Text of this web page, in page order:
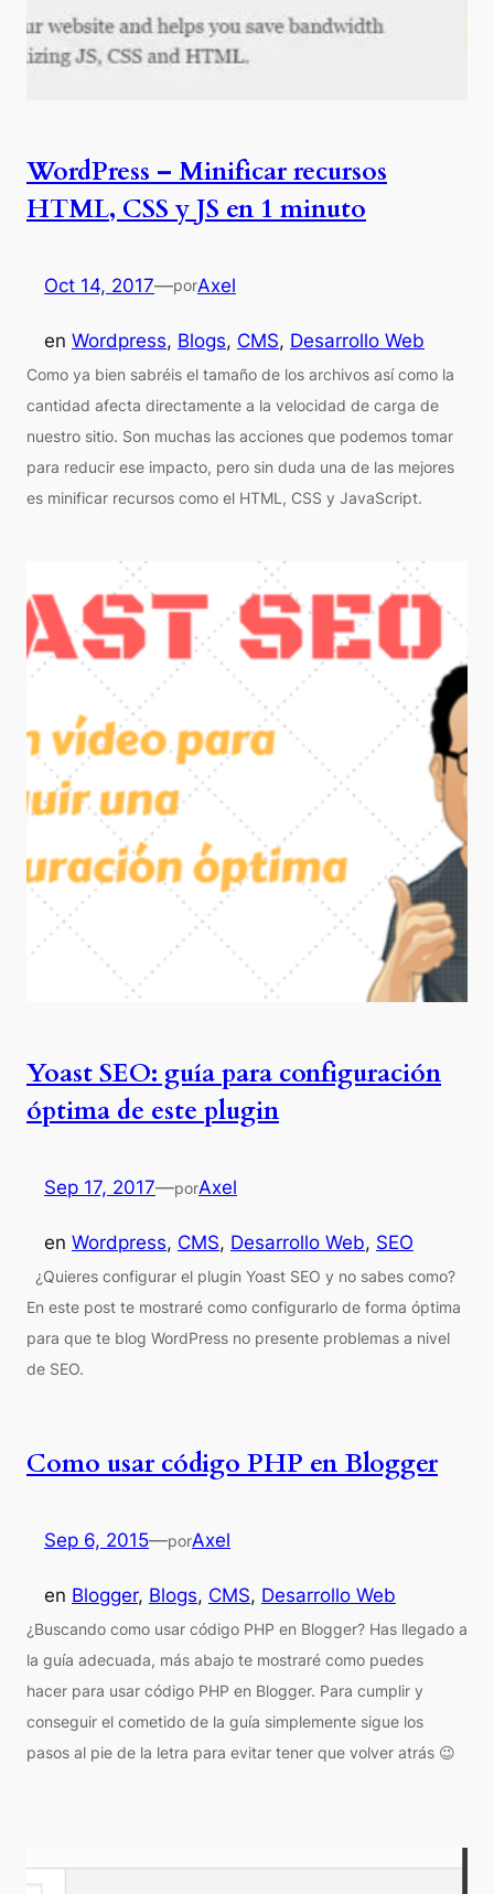
WordPress – Minificar recursos
HTML, CSS y JS en 1 minuto
Oct 14, 2017—porAxel
en Wordpress, Blogs, CMS, Desarrollo Web
Como ya bien sabréis el tamaño de los archivos así como la
cantidad afecta directamente a la velocidad de carga de
nuestro sitio. Son muchas las acciones que podemos tomar
para reducir ese impacto, pero sin duda una de las mejores
es minificar recursos como el HTML, CSS y JavaScript.
Yoast SEO: guía para configuración
óptima de este plugin
Sep 17, 2017—porAxel
en Wordpress, CMS, Desarrollo Web, SEO
¿Quieres configurar el plugin Yoast SEO y no sabes como?
En este post te mostraré como configurarlo de forma óptima
para que te blog WordPress no presente problemas a nivel
de SEO.
Como usar código PHP en Blogger
Sep 6, 2015—porAxel
en Blogger, Blogs, CMS, Desarrollo Web
¿Buscando como usar código PHP en Blogger? Has llegado a
la guía adecuada, más abajo te mostraré como puedes
hacer para usar código PHP en Blogger. Para cumplir y
conseguir el cometido de la guía simplemente sigue los
pasos al pie de la letra para evitar tener que volver atrás 😉